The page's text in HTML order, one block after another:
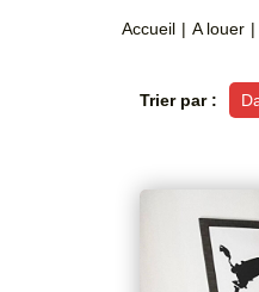
Accueil A louer
Trier par :